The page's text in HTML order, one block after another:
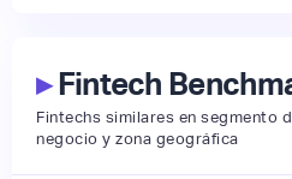
▸Fintech
Fintechs similares en segmento
negocio y zona geográfica